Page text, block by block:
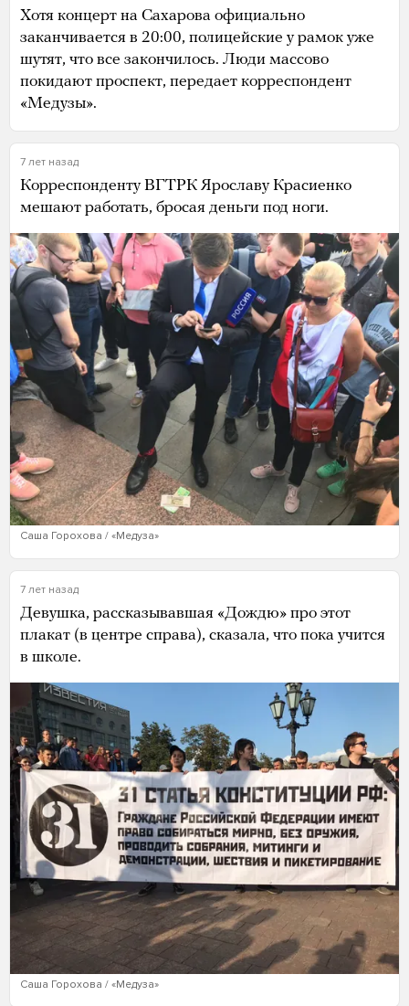
Хотя концерт на Сахарова официально
заканчивается в 20:00, полицейские у рамок уже
шутят, что все закончилось. Люди массово
покидают проспект, передает корреспондент
«Медузы».
7 лет назад
Корреспонденту ВГТРК Ярославу Красиенко
мешают работать, бросая деньги под ноги.
Саша Горохова / «Медуза»
7 лет назад
Девушка, рассказывавшая «Дождю» про этот
плакат (в центре справа), сказала, что пока учится
в школе.
Саша Горохова / «Медуза»